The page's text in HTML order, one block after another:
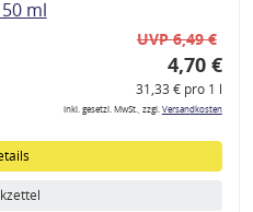
ml
UVP 6,49 €
4,70 €
31,33 € pro 1 l
inkl. gesetzl. MwSt., zzgl.Versandkosten